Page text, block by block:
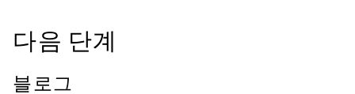
다음 단계
블로그